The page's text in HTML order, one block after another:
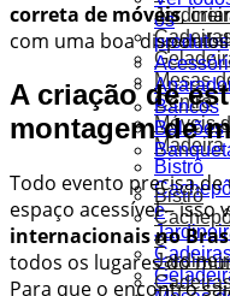
Mesas
Centro
Móveis
Madeira
Bistrô
e
os
produtos
Bancos
Balcões
Bistrô
e
correta de móveis,
com uma boa
A criação de
montagem de
Todo evento precisa
espaço acessível – isso
internacionais no
todos os lugares do
Para que o encontro